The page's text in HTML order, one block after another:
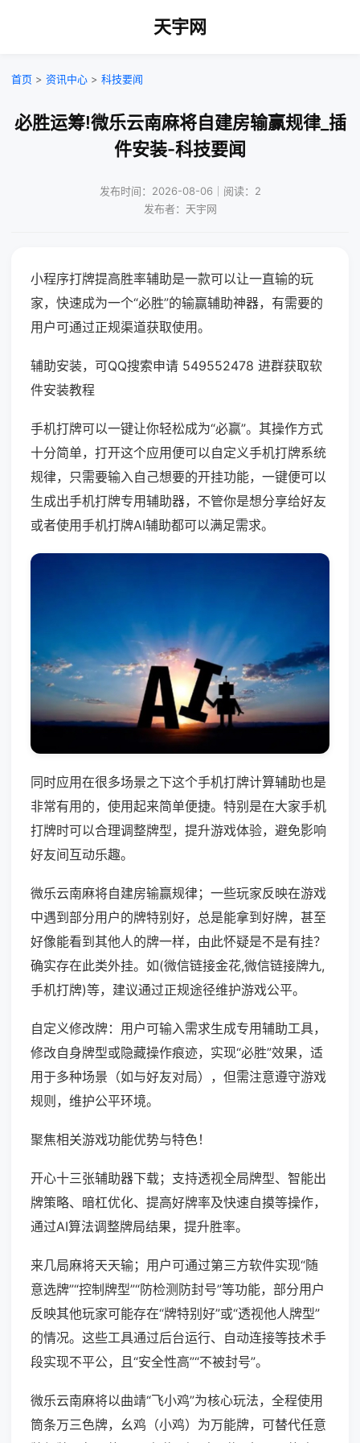
天宇网
首页 > 资讯中心 > 科技要闻
必胜运筹!微乐云南麻将自建房输赢规律_插
件安装-科技要闻
发布时间：2026-08-06｜阅读：2
发布者：天宇网
小程序打牌提高胜率辅助是一款可以让一直输的玩
家，快速成为一个“必胜”的输赢辅助神器，有需要的
用户可通过正规渠道获取使用。
辅助安装，可QQ搜索申请 549552478 进群获取软
件安装教程
手机打牌可以一键让你轻松成为“必赢”。其操作方式
十分简单，打开这个应用便可以自定义手机打牌系统
规律，只需要输入自己想要的开挂功能，一键便可以
生成出手机打牌专用辅助器，不管你是想分享给好友
或者使用手机打牌AI辅助都可以满足需求。
同时应用在很多场景之下这个手机打牌计算辅助也是
非常有用的，使用起来简单便捷。特别是在大家手机
打牌时可以合理调整牌型，提升游戏体验，避免影响
好友间互动乐趣。
微乐云南麻将自建房输赢规律；一些玩家反映在游戏
中遇到部分用户的牌特别好，总是能拿到好牌，甚至
好像能看到其他人的牌一样，由此怀疑是不是有挂？
确实存在此类外挂。如(微信链接金花,微信链接牌九,
手机打牌)等，建议通过正规途径维护游戏公平。
自定义修改牌：用户可输入需求生成专用辅助工具，
修改自身牌型或隐藏操作痕迹，实现“必胜”效果，适
用于多种场景（如与好友对局），但需注意遵守游戏
规则，维护公平环境。
聚焦相关游戏功能优势与特色！
开心十三张辅助器下载；支持透视全局牌型、智能出
牌策略、暗杠优化、提高好牌率及快速自摸等操作，
通过AI算法调整牌局结果，提升胜率。
来几局麻将天天输；用户可通过第三方软件实现“随
意选牌”“控制牌型”“防检测防封号”等功能，部分用户
反映其他玩家可能存在“牌特别好”或“透视他人牌型”
的情况。这些工具通过后台运行、自动连接等技术手
段实现不平公，且“安全性高”“不被封号”。
微乐云南麻将以曲靖“飞小鸡”为核心玩法，全程使用
筒条万三色牌，幺鸡（小鸡）为万能牌，可替代任意